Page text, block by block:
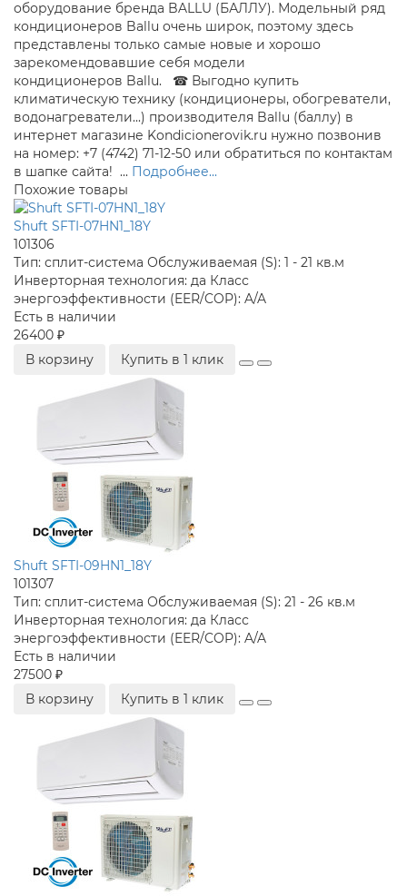
оборудование бренда BALLU (БАЛЛУ). Модельный ряд
кондиционеров Ballu очень широк, поэтому здесь
представлены только самые новые и хорошо
зарекомендовавшие себя модели
кондиционеров Ballu. ☎ Выгодно купить
климатическую технику (кондиционеры, обогреватели,
водонагреватели...) производителя Ballu (баллу) в
интернет магазине Kondicionerovik.ru нужно позвонив
на номер: +7 (4742) 71-12-50 или обратиться по контактам
в шапке сайта! ... Подробнее...
Похожие товары
Shuft SFTI-07HN1_18Y
101306
Тип: сплит-система Обслуживаемая (S): 1 - 21 кв.м
Инверторная технология: да Класс
энергоэффективности (EER/COP): A/A
Есть в наличии
26400 ₽
В корзину
Купить в 1 клик
Shuft SFTI-09HN1_18Y
101307
Тип: сплит-система Обслуживаемая (S): 21 - 26 кв.м
Инверторная технология: да Класс
энергоэффективности (EER/COP): A/A
Есть в наличии
27500 ₽
В корзину
Купить в 1 клик